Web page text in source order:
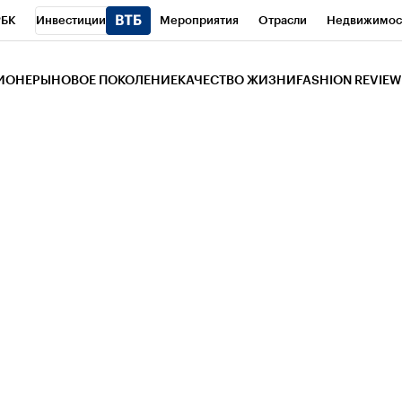
Инвестиции Мероприятия Отрасли
НОВОЕ ПОКОЛЕНИЕ КАЧЕСТВО ЖИЗНИ FASHION REVIEW